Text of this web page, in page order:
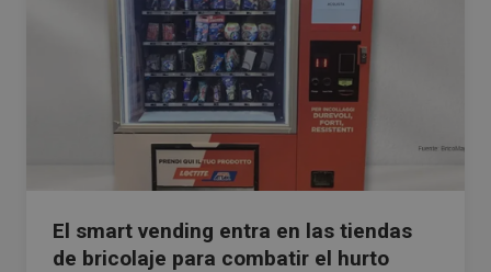
El smart vending entra en las tiendas
de bricolaje para combatir el hurto